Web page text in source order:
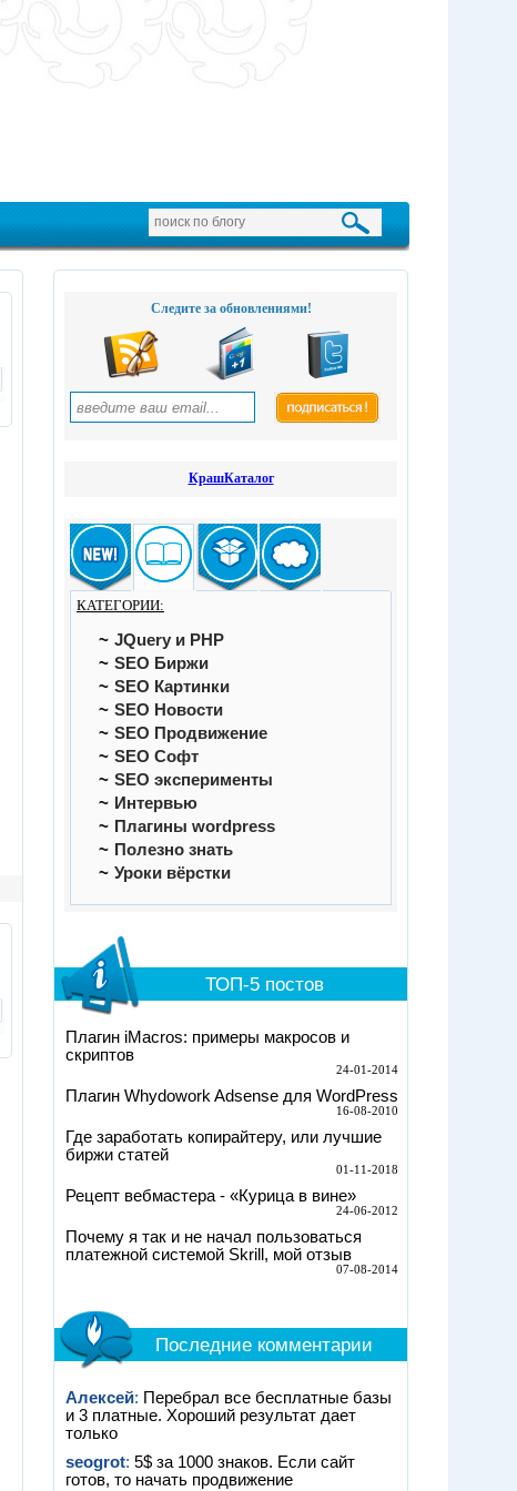
Следите за обновлениями!
КрашКаталог
КАТЕГОРИИ:
JQuery и PHP
SEO Биржи
SEO Картинки
SEO Новости
SEO Продвижение
SEO Софт
SEO эксперименты
Интервью
Плагины wordpress
Полезно знать
Уроки вёрстки
ТОП-5 постов
Плагин iMacros: примеры макросов и
скриптов
24-01-2014
Плагин Whydowork Adsense для WordPress
16-08-2010
Где заработать копирайтеру, или лучшие
биржи статей
01-11-2018
Рецепт вебмастера - «Курица в вине»
24-06-2012
Почему я так и не начал пользоваться
платежной системой Skrill, мой отзыв
07-08-2014
Последние комментарии
Алексей: Перебрал все бесплатные базы
и 3 платные. Хороший результат дает
только
seogrot: 5$ за 1000 знаков. Если сайт
готов, то начать продвижение